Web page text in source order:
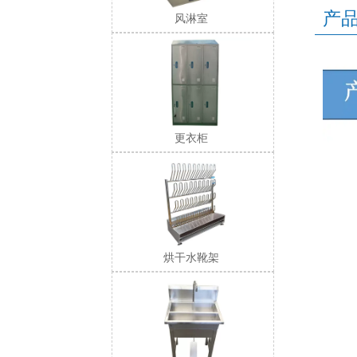
风淋室
更衣柜
烘干水靴架
产